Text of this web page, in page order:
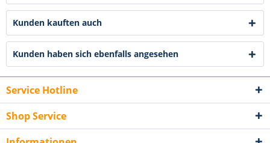
Kunden kauften auch
Kunden haben sich ebenfalls angesehen
Service Hotline
Shop Service